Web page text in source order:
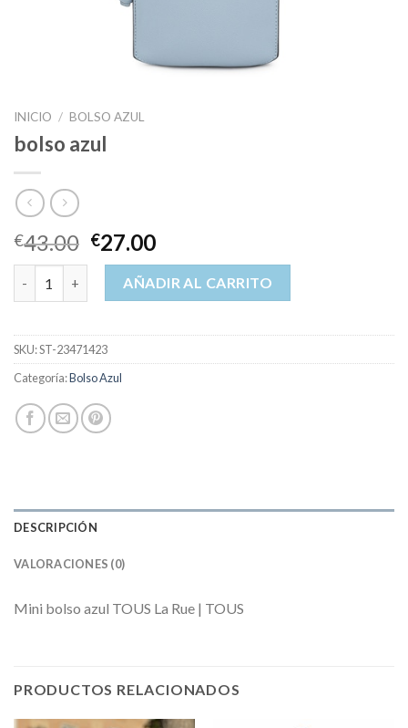
INICIO / BOLSO AZUL
bolso azul
€43.00 €27.00
bolso azul cantidadAÑADIR AL CARRITO
SKU:ST-23471423
Categoría:Bolso Azul
DESCRIPCIÓN
VALORACIONES (0)
Mini bolso azul TOUS La Rue | TOUS
PRODUCTOS RELACIONADOS